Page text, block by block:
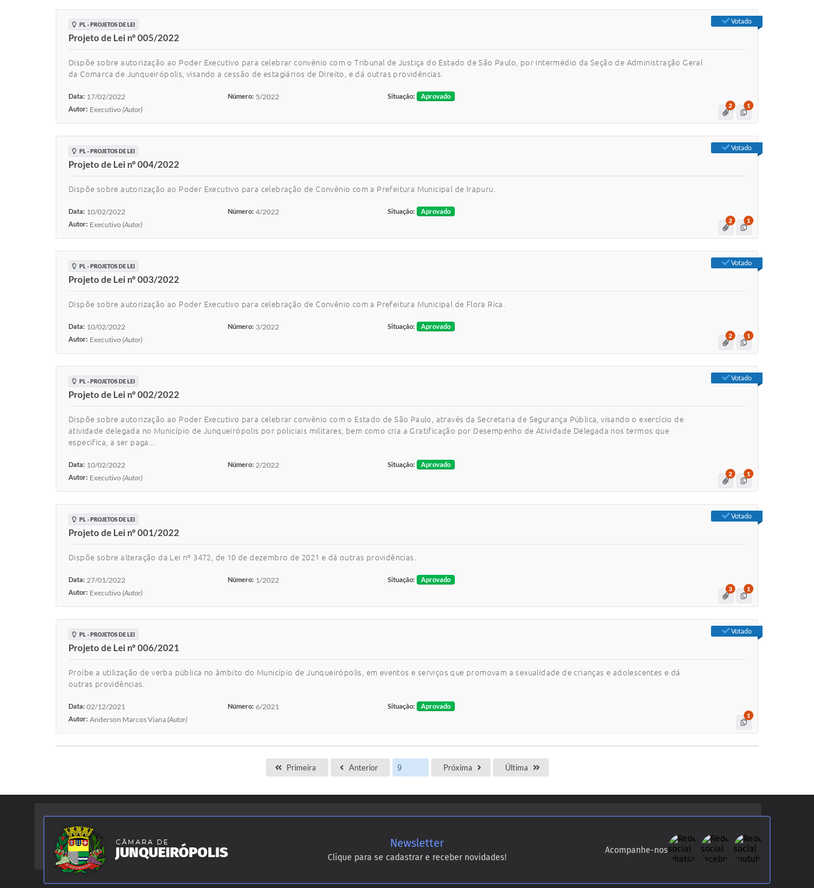
PL - PROJETOS DE LEI
Projeto de Lei nº 005/2022
Dispõe sobre autorização ao Poder Executivo para celebrar convênio com o Tribunal de Justiça do Estado de São Paulo, por intermédio da Seção de Administração Geral
da Comarca de Junqueirópolis, visando a cessão de estagiários de Direito, e dá outras providências.
Data: 17/02/2022 Número: 5/2022 Situação:
Aprovado
Autor: Executivo (Autor) 2 1
Votado
PL - PROJETOS DE LEI
Projeto de Lei nº 004/2022
Dispõe sobre autorização ao Poder Executivo para celebração de Convênio com a Prefeitura Municipal de Irapuru.
Data: 10/02/2022 Número: 4/2022 Situação:
Aprovado
Autor: Executivo (Autor) 2 1
Votado
PL - PROJETOS DE LEI
Projeto de Lei nº 003/2022
Dispõe sobre autorização ao Poder Executivo para celebração de Convênio com a Prefeitura Municipal de Flora Rica.
Data: 10/02/2022 Número: 3/2022 Situação:
Aprovado
Autor: Executivo (Autor) 2 1
Votado
PL - PROJETOS DE LEI
Projeto de Lei nº 002/2022
Dispõe sobre autorização ao Poder Executivo para celebrar convênio com o Estado de São Paulo, através da Secretaria de Segurança Pública, visando o exercício de
atividade delegada no Município de Junqueirópolis por policiais militares, bem como cria a Gratificação por Desempenho de Atividade Delegada nos termos que
especifica, a ser paga...
Data: 10/02/2022 Número: 2/2022 Situação:
Aprovado
Autor: Executivo (Autor) 2 1
Votado
PL - PROJETOS DE LEI
Projeto de Lei nº 001/2022
Dispõe sobre alteração da Lei nº 3472, de 10 de dezembro de 2021 e dá outras providências.
Data: 27/01/2022 Número: 1/2022 Situação:
Aprovado
Autor: Executivo (Autor) 3 1
Votado
PL - PROJETOS DE LEI
Projeto de Lei nº 006/2021
Proíbe a utilização de verba pública no âmbito do Município de Junqueirópolis, em eventos e serviços que promovam a sexualidade de crianças e adolescentes e dá
outras providências.
Data: 02/12/2021 Número: 6/2021 Situação:
Aprovado
Autor: Anderson Marcos Viana(Autor) 1
Votado
Primeira Anterior Próxima Última
Newsletter
Clique para se cadastrar e receber novidades!
Acompanhe-nos